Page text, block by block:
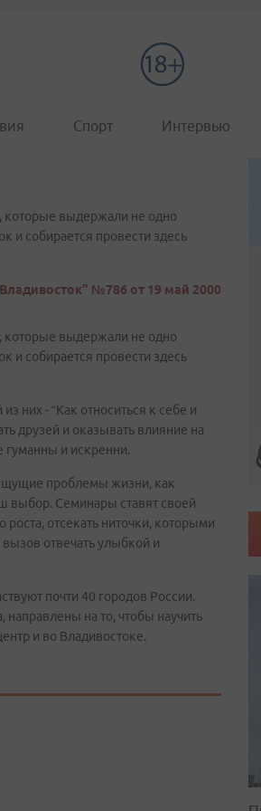
Спорт Интервью
которые выдержали не одно
и собирается провести здесь
№786 от 19 май 2000
которые выдержали не одно
и собирается провести здесь
них - “Как относиться к себе и
друзей и оказывать влияние на
гуманны и искренни.
проблемы жизни, как
выбор. Семинары ставят своей
отсекать ниточки, которыми
вызов отвечать улыбкой и
почти 40 городов России.
на то, чтобы научить
и во Владивостоке.